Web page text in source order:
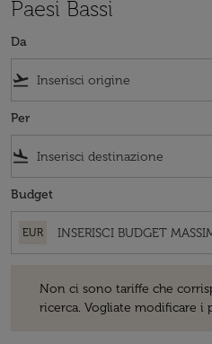
Paesi Bassi
Da
flight_takeoff
Per
flight_land
Budget
EUR
Non ci sono tariffe che
ricerca. Vogliate modificare i